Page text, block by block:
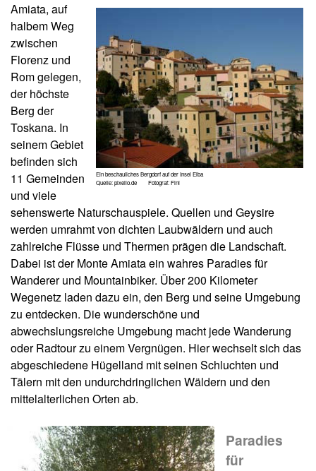
Ein beschauliches Bergdorf auf der Insel Elba
Quelle: pixelio.de Fotograf: Fini
Amiata, auf
halbem Weg
zwischen
Florenz und
Rom gelegen,
der höchste
Berg der
Toskana. In
seinem Gebiet
befinden sich
11 Gemeinden
und viele
sehenswerte Naturschauspiele. Quellen und Geysire
werden umrahmt von dichten Laubwäldern und auch
zahlreiche Flüsse und Thermen prägen die Landschaft.
Dabei ist der Monte Amiata ein wahres Paradies für
Wanderer und Mountainbiker. Über 200 Kilometer
Wegenetz laden dazu ein, den Berg und seine Umgebung
zu entdecken. Die wunderschöne und
abwechslungsreiche Umgebung macht jede Wanderung
oder Radtour zu einem Vergnügen. Hier wechselt sich das
abgeschiedene Hügelland mit seinen Schluchten und
Tälern mit den undurchdringlichen Wäldern und den
mittelalterlichen Orten ab.
Paradies
für